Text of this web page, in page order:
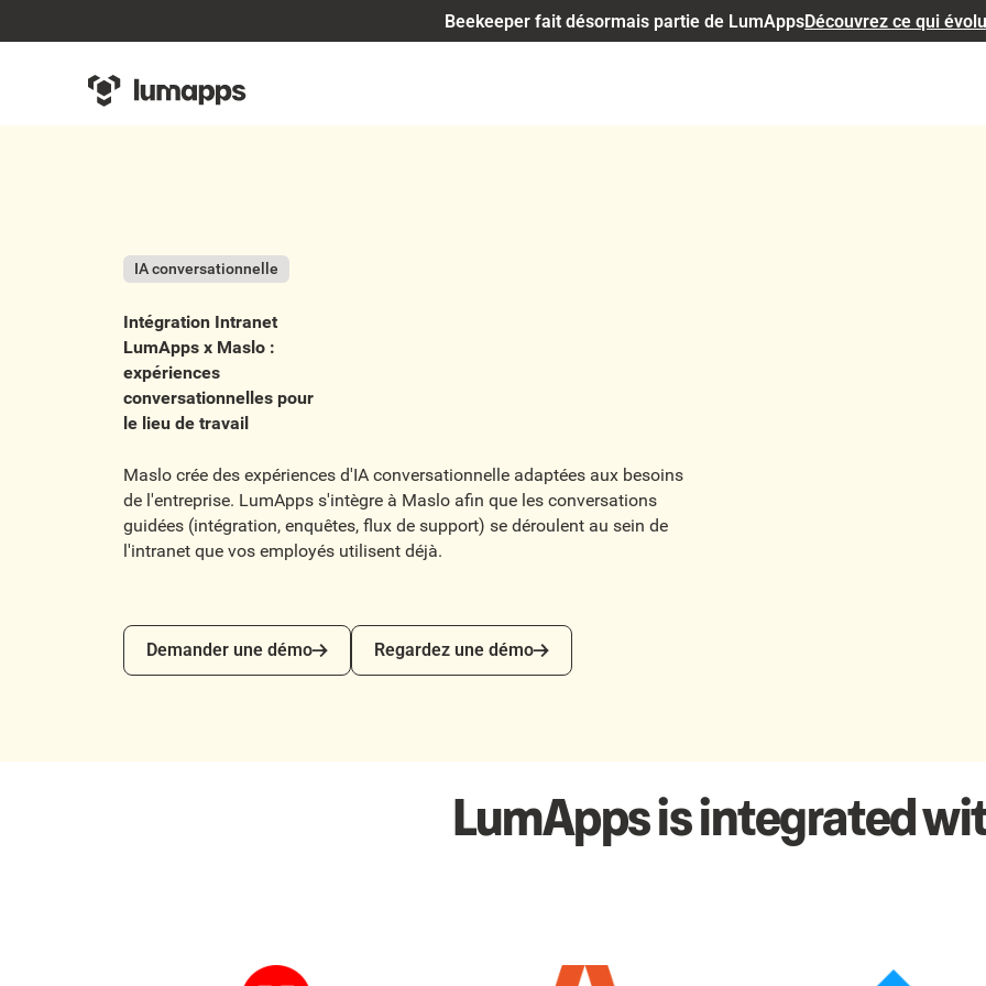
Beekeeper fait désormais partie de LumAppsDécouvrez ce qui
IA conversationnelle
Intégration Intranet
LumApps x Maslo :
expériences
conversationnelles pour
le lieu de travail
Maslo crée des expériences d'IA conversationnelle adaptées aux besoins
de l'entreprise. LumApps s'intègre à Maslo afin que les conversations
guidées (intégration, enquêtes, flux de support) se déroulent au sein de
l'intranet que vos employés utilisent déjà.
Demander une démo
Demander une démo
Regardez une démo
Regardez une démo
LumApps is integrated